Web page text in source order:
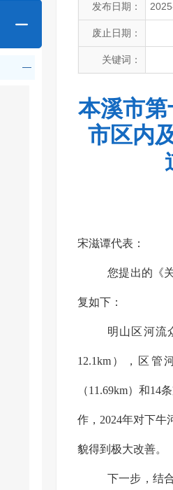
发布日期：
废止日期：
关键词：
本溪市
市区内
宋滋谭代表：
您提出的《
复如下：
明山区河流
12.1km），区管
（11.69km）和
作，2024年对下牛
貌得到极大改善。
下一步，结